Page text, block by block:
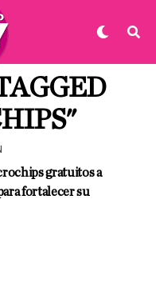
gratuitos a
fortalecer su